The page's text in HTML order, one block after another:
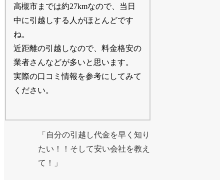
高槻市までは約27kmなので、当日
中に引越しする人がほとんどです
ね。
近距離の引越しなので、料金格安の
業者さんなどが多いと思います。
実際の口コミ情報を参考にしてみて
ください。
「自分の引越し代金を早く知り
たい！！そして安い会社を教え
て！」